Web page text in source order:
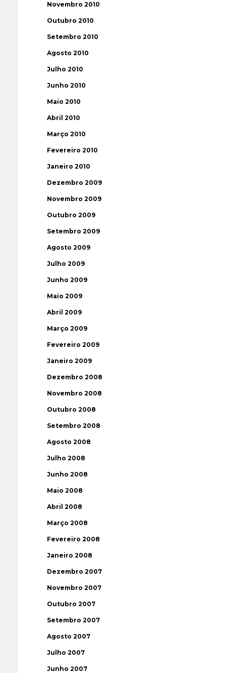
Novembro 2010
Outubro 2010
Setembro 2010
Agosto 2010
Julho 2010
Junho 2010
Maio 2010
Abril 2010
Março 2010
Fevereiro 2010
Janeiro 2010
Dezembro 2009
Novembro 2009
Outubro 2009
Setembro 2009
Agosto 2009
Julho 2009
Junho 2009
Maio 2009
Abril 2009
Março 2009
Fevereiro 2009
Janeiro 2009
Dezembro 2008
Novembro 2008
Outubro 2008
Setembro 2008
Agosto 2008
Julho 2008
Junho 2008
Maio 2008
Abril 2008
Março 2008
Fevereiro 2008
Janeiro 2008
Dezembro 2007
Novembro 2007
Outubro 2007
Setembro 2007
Agosto 2007
Julho 2007
Junho 2007